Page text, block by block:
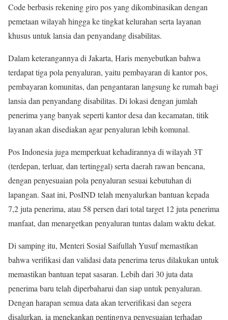
Code berbasis rekening giro pos yang dikombinasikan dengan
pemetaan wilayah hingga ke tingkat kelurahan serta layanan
khusus untuk lansia dan penyandang disabilitas.
Dalam keterangannya di Jakarta, Haris menyebutkan bahwa
terdapat tiga pola penyaluran, yaitu pembayaran di kantor pos,
pembayaran komunitas, dan pengantaran langsung ke rumah bagi
lansia dan penyandang disabilitas. Di lokasi dengan jumlah
penerima yang banyak seperti kantor desa dan kecamatan, titik
layanan akan disediakan agar penyaluran lebih komunal.
Pos Indonesia juga memperkuat kehadirannya di wilayah 3T
(terdepan, terluar, dan tertinggal) serta daerah rawan bencana,
dengan penyesuaian pola penyaluran sesuai kebutuhan di
lapangan. Saat ini, PosIND telah menyalurkan bantuan kepada
7,2 juta penerima, atau 58 persen dari total target 12 juta penerima
manfaat, dan menargetkan penyaluran tuntas dalam waktu dekat.
Di samping itu, Menteri Sosial Saifullah Yusuf memastikan
bahwa verifikasi dan validasi data penerima terus dilakukan untuk
memastikan bantuan tepat sasaran. Lebih dari 30 juta data
penerima baru telah diperbaharui dan siap untuk penyaluran.
Dengan harapan semua data akan terverifikasi dan segera
disalurkan, ia menekankan pentingnya penyesuaian terhadap